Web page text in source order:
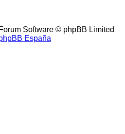
Software © phpBB Limited
España